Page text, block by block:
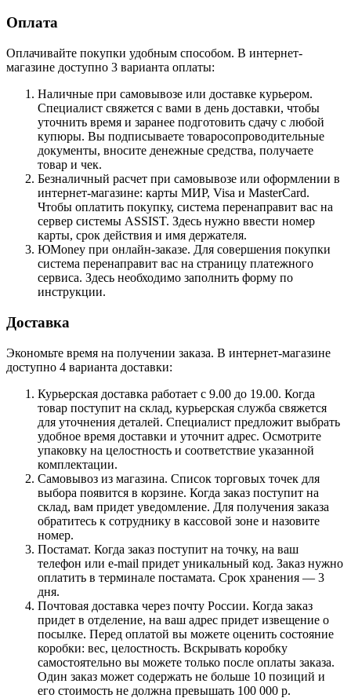
Оплата
Оплачивайте покупки удобным способом. В интернет-
магазине доступно 3 варианта оплаты:
Наличные при самовывозе или доставке курьером.
Специалист свяжется с вами в день доставки, чтобы
уточнить время и заранее подготовить сдачу с любой
купюры. Вы подписываете товаросопроводительные
документы, вносите денежные средства, получаете
товар и чек.
Безналичный расчет при самовывозе или оформлении в
интернет-магазине: карты МИР, Visa и MasterCard.
Чтобы оплатить покупку, система перенаправит вас на
сервер системы ASSIST. Здесь нужно ввести номер
карты, срок действия и имя держателя.
ЮMoney при онлайн-заказе. Для совершения покупки
система перенаправит вас на страницу платежного
сервиса. Здесь необходимо заполнить форму по
инструкции.
Доставка
Экономьте время на получении заказа. В интернет-магазине
доступно 4 варианта доставки:
Курьерская доставка работает с 9.00 до 19.00. Когда
товар поступит на склад, курьерская служба свяжется
для уточнения деталей. Специалист предложит выбрать
удобное время доставки и уточнит адрес. Осмотрите
упаковку на целостность и соответствие указанной
комплектации.
Самовывоз из магазина. Список торговых точек для
выбора появится в корзине. Когда заказ поступит на
склад, вам придет уведомление. Для получения заказа
обратитесь к сотруднику в кассовой зоне и назовите
номер.
Постамат. Когда заказ поступит на точку, на ваш
телефон или e-mail придет уникальный код. Заказ нужно
оплатить в терминале постамата. Срок хранения — 3
дня.
Почтовая доставка через почту России. Когда заказ
придет в отделение, на ваш адрес придет извещение о
посылке. Перед оплатой вы можете оценить состояние
коробки: вес, целостность. Вскрывать коробку
самостоятельно вы можете только после оплаты заказа.
Один заказ может содержать не больше 10 позиций и
его стоимость не должна превышать 100 000 р.